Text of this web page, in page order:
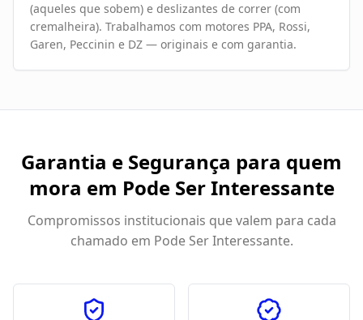
(aqueles que sobem) e deslizantes de correr (com
cremalheira). Trabalhamos com motores PPA, Rossi,
Garen, Peccinin e DZ — originais e com garantia.
Garantia e Segurança para quem
mora em Pode Ser Interessante
Compromissos institucionais que valem para cada
chamado em Pode Ser Interessante.